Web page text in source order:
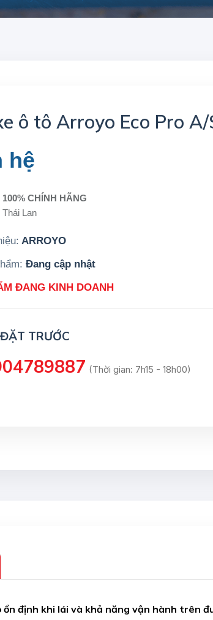
ô tô Arroyo Eco Pro A/
hệ
CHÍNH HÃNG
Thái Lan
ARROYO
Đang cập nhật
ĐANG KINH DOANH
TRƯỚC
(Thời gian: 7h15 - 18h00)
định khi lái và khả năng vận hành trên